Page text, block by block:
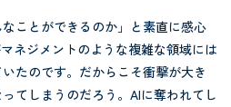
ことができるのか」と素直に感心
ネジメントのような複雑な領域には
たのです。だからこそ衝撃が大き
てしまうのだろう。AIに奪われてし